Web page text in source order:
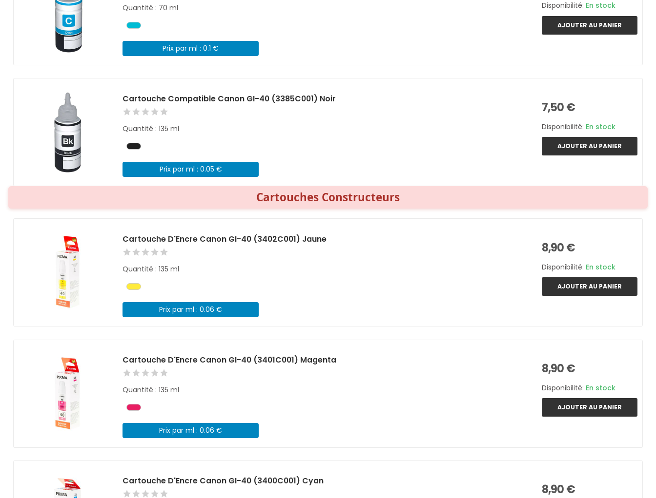
Quantité : 70 ml
Prix par ml : 0.1 €
Disponibilité: En stock
AJOUTER AU PANIER
Cartouche Compatible Canon GI-40 (3385C001) Noir
Quantité : 135 ml
Prix par ml : 0.05 €
7,50 €
Disponibilité: En stock
AJOUTER AU PANIER
Cartouches Constructeurs
Cartouche D'Encre Canon GI-40 (3402C001) Jaune
Quantité : 135 ml
Prix par ml : 0.06 €
8,90 €
Disponibilité: En stock
AJOUTER AU PANIER
Cartouche D'Encre Canon GI-40 (3401C001) Magenta
Quantité : 135 ml
Prix par ml : 0.06 €
8,90 €
Disponibilité: En stock
AJOUTER AU PANIER
Cartouche D'Encre Canon GI-40 (3400C001) Cyan
8,90 €